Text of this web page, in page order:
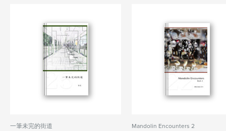
一筆未完的街道 Mandolin Encounters 2